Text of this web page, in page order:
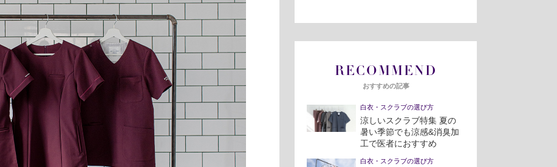
RECOMMEND
おすすめの記事
白衣・スクラブの選び方
涼しいスクラブ特集 夏の
暑い季節でも涼感&消臭加
工で医者におすすめ
白衣・スクラブの選び方